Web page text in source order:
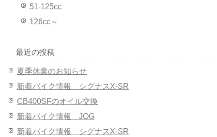
51-125cc
126cc～
最近の投稿
夏季休業のお知らせ
新着バイク情報 シグナスX-SR
CB400SFのオイル交換
新着バイク情報 JOG
新着バイク情報 シグナスX-SR